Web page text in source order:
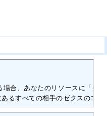
合、あなたのリソースに「突き
るすべての相手のゼクスのコス